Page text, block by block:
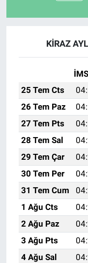
KİRAZ
25 Tem Cts
26 Tem Paz
27 Tem Pts
28 Tem Sal
29 Tem Çar
30 Tem Per
31 Tem Cum
1 Ağu Cts
2 Ağu Paz
3 Ağu Pts
4 Ağu Sal